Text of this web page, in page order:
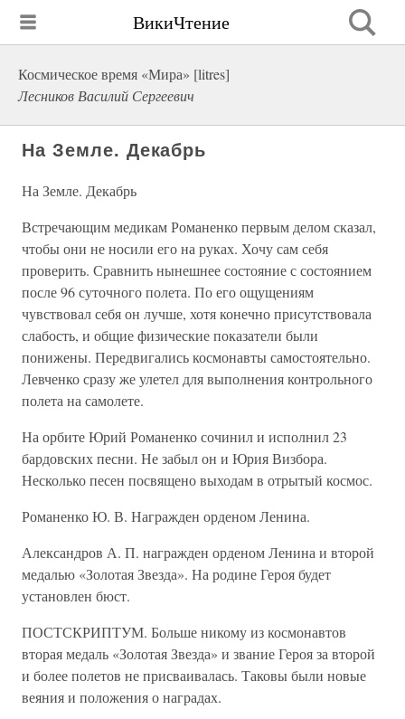
ВикиЧтение
Космическое время «Мира» [litres]
Лесников Василий Сергеевич
На Земле. Декабрь
На Земле. Декабрь
Встречающим медикам Романенко первым делом сказал,
чтобы они не носили его на руках. Хочу сам себя
проверить. Сравнить нынешнее состояние с состоянием
после 96 суточного полета. По его ощущениям
чувствовал себя он лучше, хотя конечно присутствовала
слабость, и общие физические показатели были
понижены. Передвигались космонавты самостоятельно.
Левченко сразу же улетел для выполнения контрольного
полета на самолете.
На орбите Юрий Романенко сочинил и исполнил 23
бардовских песни. Не забыл он и Юрия Визбора.
Несколько песен посвящено выходам в отрытый космос.
Романенко Ю. В. Награжден орденом Ленина.
Александров А. П. награжден орденом Ленина и второй
медалью «Золотая Звезда». На родине Героя будет
установлен бюст.
ПОСТСКРИПТУМ. Больше никому из космонавтов
вторая медаль «Золотая Звезда» и звание Героя за второй
и более полетов не присваивалась. Таковы были новые
веяния и положения о наградах.